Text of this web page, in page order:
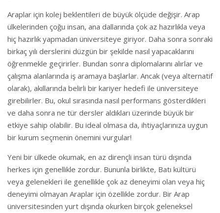
Araplar için kolej beklentileri de büyük ölçüde değişir. Arap
ülkelerinden çoğu insan, ana dallarında çok az hazırlıkla veya
hiç hazırlık yapmadan üniversiteye giriyor. Daha sonra sonraki
birkaç yılı derslerini düzgün bir şekilde nasıl yapacaklarını
öğrenmekle geçirirler. Bundan sonra diplomalarını alırlar ve
çalışma alanlarında iş aramaya başlarlar. Ancak (veya alternatif
olarak), akıllarında belirli bir kariyer hedefi ile üniversiteye
girebilirler. Bu, okul sırasında nasıl performans gösterdikleri
ve daha sonra ne tür dersler aldıkları üzerinde büyük bir
etkiye sahip olabilir. Bu ideal olmasa da, ihtiyaçlarınıza uygun
bir kurum seçmenin önemini vurgular!
Yeni bir ülkede okumak, en az dirençli insan türü dışında
herkes için genellikle zordur. Bununla birlikte, Batı kültürü
veya gelenekleri ile genellikle çok az deneyimi olan veya hiç
deneyimi olmayan Araplar için özellikle zordur. Bir Arap
üniversitesinden yurt dışında okurken birçok geleneksel